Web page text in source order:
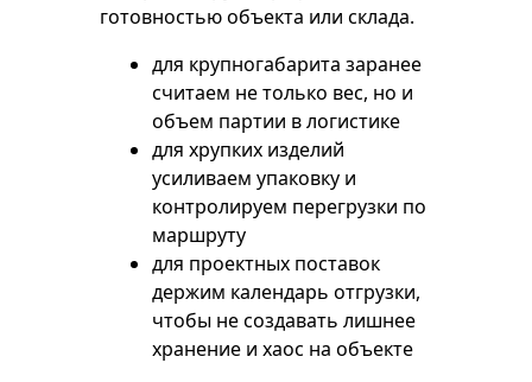
готовностью объекта или склада.
для крупногабарита заранее
считаем не только вес, но и
объем партии в логистике
для хрупких изделий
усиливаем упаковку и
контролируем перегрузки по
маршруту
для проектных поставок
держим календарь отгрузки,
чтобы не создавать лишнее
хранение и хаос на объекте